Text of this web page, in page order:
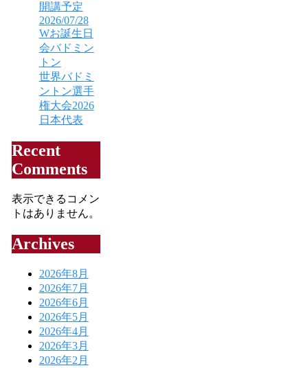
開講予定
2026/07/28
Wお誕生日
会バドミン
トン
世界バドミ
ントン選手
権大会2026
日本代表
Recent
Comments
表示できるコメン
トはありません。
Archives
2026年8月
2026年7月
2026年6月
2026年5月
2026年4月
2026年3月
2026年2月